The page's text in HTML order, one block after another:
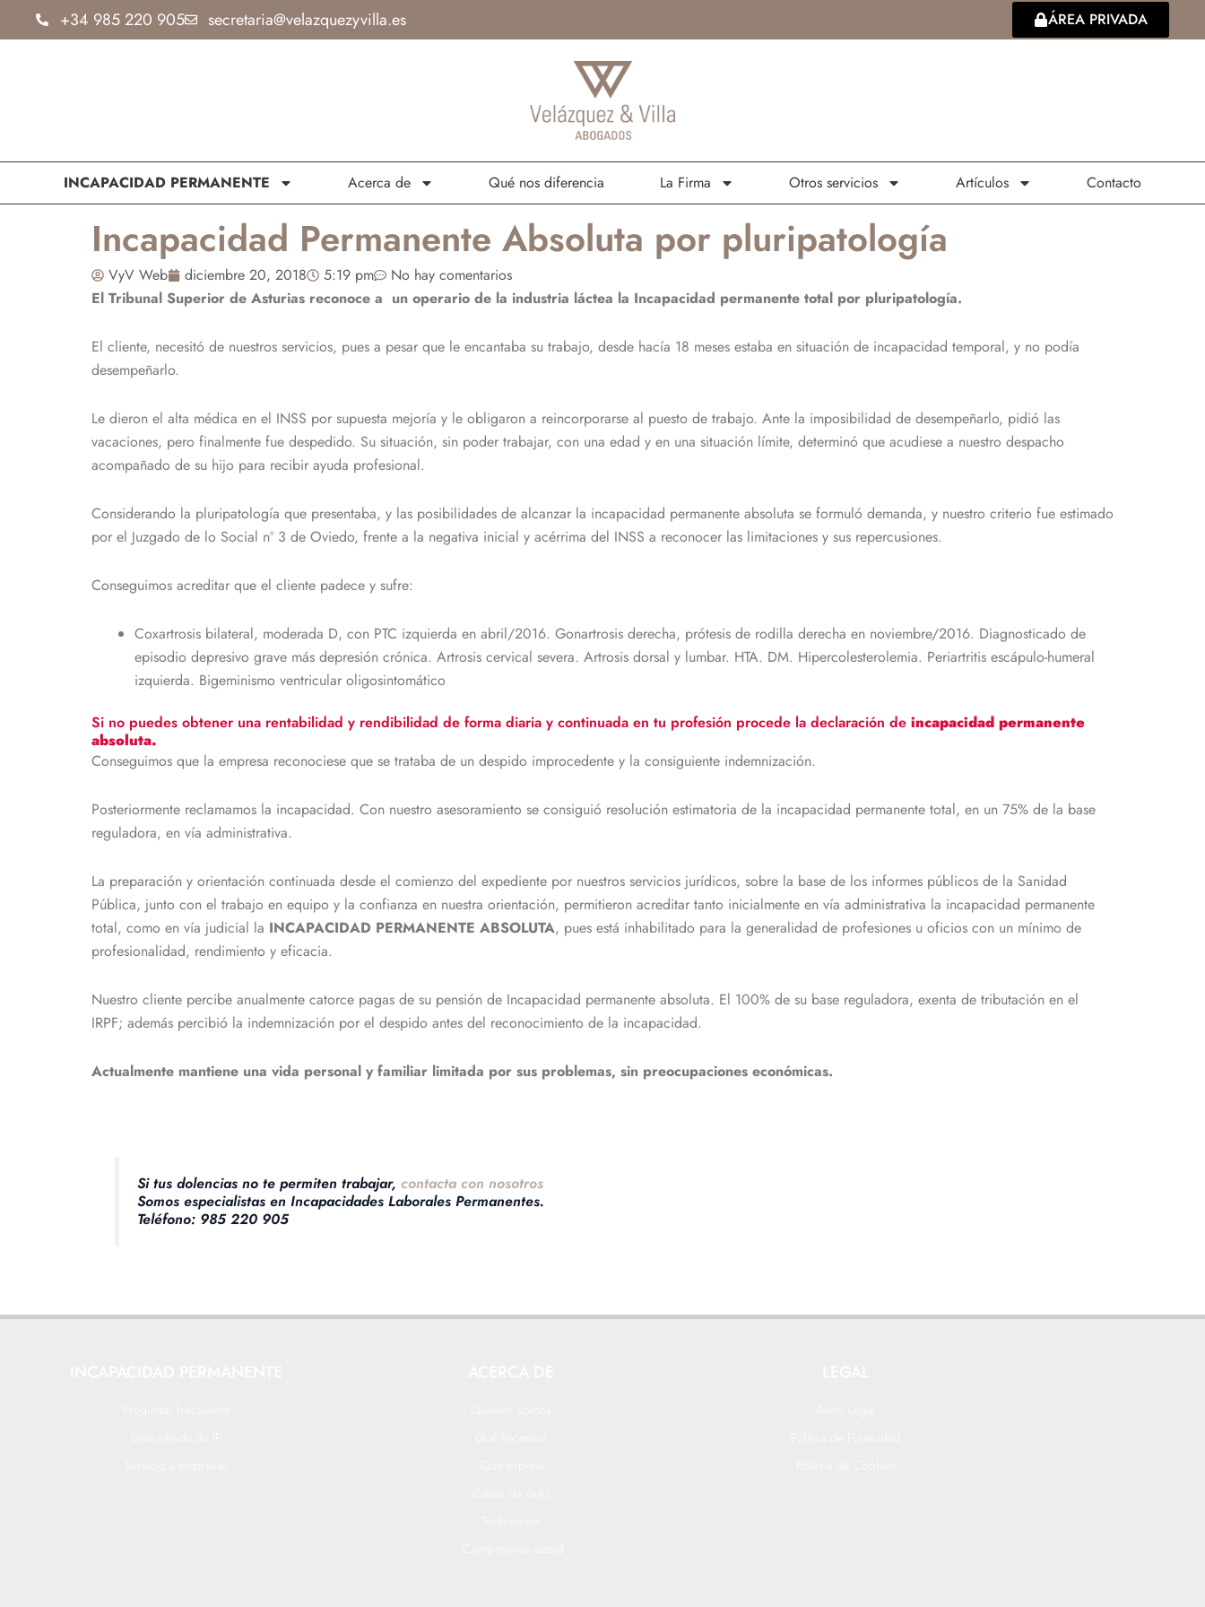
+34 985 220 905 secretaria@velazquezyvilla.es ÁREA PRIVADA
INCAPACIDAD PERMANENTE Acerca de Qué nos diferencia La Firma Otros servicios Artículos Contacto
Incapacidad Permanente Absoluta por pluripatología
VyV Web diciembre 20, 2018 5:19 pm
No hay comentarios
El Tribunal Superior de Asturias reconoce a un operario de la industria láctea la Incapacidad permanente total por pluripatología.
El cliente, necesitó de nuestros servicios, pues a pesar que le encantaba su trabajo, desde hacía 18 meses estaba en situación de incapacidad temporal, y no podía
desempeñarlo.
Le dieron el alta médica en el INSS por supuesta mejoría y le obligaron a reincorporarse al puesto de trabajo. Ante la imposibilidad de desempeñarlo, pidió las
vacaciones, pero finalmente fue despedido. Su situación, sin poder trabajar, con una edad y en una situación límite, determinó que acudiese a nuestro despacho
acompañado de su hijo para recibir ayuda profesional.
Considerando la pluripatología que presentaba, y las posibilidades de alcanzar la incapacidad permanente absoluta se formuló demanda, y nuestro criterio fue estimado
por el Juzgado de lo Social nº 3 de Oviedo, frente a la negativa inicial y acérrima del INSS a reconocer las limitaciones y sus repercusiones.
Conseguimos acreditar que el cliente padece y sufre:
Coxartrosis bilateral, moderada D, con PTC izquierda en abril/2016. Gonartrosis derecha, prótesis de rodilla derecha en noviembre/2016. Diagnosticado de
episodio depresivo grave más depresión crónica. Artrosis cervical severa. Artrosis dorsal y lumbar. HTA. DM. Hipercolesterolemia. Periartritis escápulo-humeral
izquierda. Bigeminismo ventricular oligosintomático
Si no puedes obtener una rentabilidad y rendibilidad de forma diaria y continuada en tu profesión procede la declaración de incapacidad permanente
absoluta.
Conseguimos que la empresa reconociese que se trataba de un despido improcedente y la consiguiente indemnización.
Posteriormente reclamamos la incapacidad. Con nuestro asesoramiento se consiguió resolución estimatoria de la incapacidad permanente total, en un 75% de la base
reguladora, en vía administrativa.
La preparación y orientación continuada desde el comienzo del expediente por nuestros servicios jurídicos, sobre la base de los informes públicos de la Sanidad
Pública, junto con el trabajo en equipo y la confianza en nuestra orientación, permitieron acreditar tanto inicialmente en vía administrativa la incapacidad permanente
total, como en vía judicial la INCAPACIDAD PERMANENTE ABSOLUTA, pues está inhabilitado para la generalidad de profesiones u oficios con un mínimo de
profesionalidad, rendimiento y eficacia.
Nuestro cliente percibe anualmente catorce pagas de su pensión de Incapacidad permanente absoluta. El 100% de su base reguladora, exenta de tributación en el
IRPF; además percibió la indemnización por el despido antes del reconocimiento de la incapacidad.
Actualmente mantiene una vida personal y familiar limitada por sus problemas, sin preocupaciones económicas.
Si tus dolencias no te permiten trabajar,contacta con nosotros
Somos especialistas en Incapacidades Laborales Permanentes.
Teléfono: 985 220 905